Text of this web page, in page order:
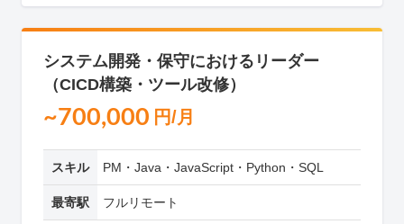
システム開発・保守におけるリーダー
（CICD構築・ツール改修）
~700,000 円/月
スキル PM・Java・JavaScript・Python・SQL
最寄駅 フルリモート